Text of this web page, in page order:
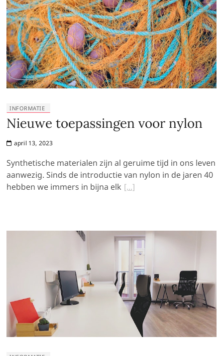
INFORMATIE
Nieuwe toepassingen voor nylon
april 13, 2023
Synthetische materialen zijn al geruime tijd in ons leven
aanwezig. Sinds de introductie van nylon in de jaren 40
hebben we immers in bijna elk